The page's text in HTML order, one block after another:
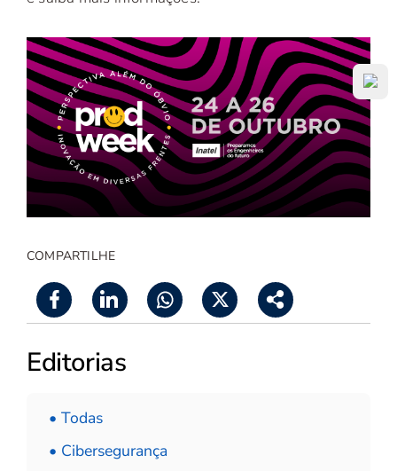
COMPARTILHE
Editorias
• Todas
• Cibersegurança